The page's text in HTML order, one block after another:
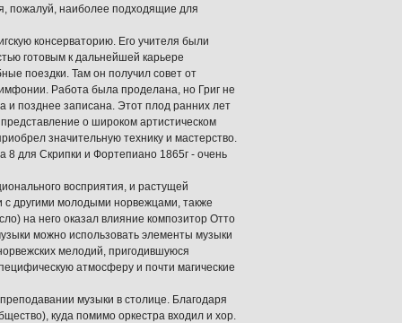
пожалуй, наиболее подходящие для
консерваторию. Его учителя были
готовым к дальнейшей карьере
поездки. Там он получил совет от
Работа была проделана, но Григ не
и позднее записана. Этот плод ранних лет
о широком артистическом
значительную технику и мастерство.
8 для Скрипки и Фортепиано 1865г - очень
восприятия, и растущей
с другими молодыми норвежцами, также
на него оказал влияние композитор Отто
можно использовать элементы музыки
мелодий, пригодившуюся
атмосферу и почти магические
музыки в столице. Благодаря
куда помимо оркестра входил и хор.